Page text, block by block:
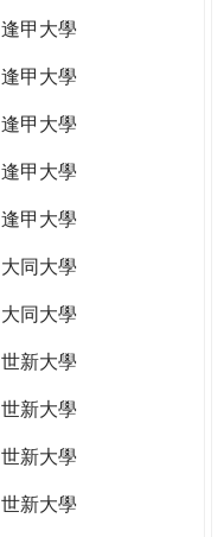
逢甲大學
逢甲大學
逢甲大學
逢甲大學
逢甲大學
大同大學
大同大學
世新大學
世新大學
世新大學
世新大學